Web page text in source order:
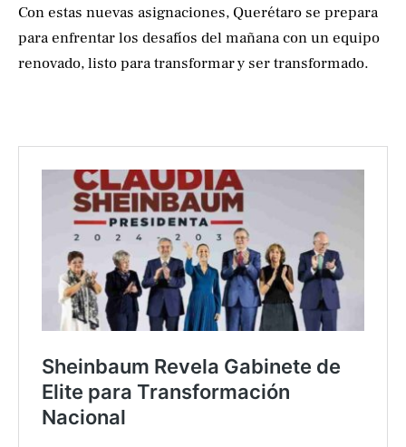
Con estas nuevas asignaciones, Querétaro se prepara
para enfrentar los desafíos del mañana con un equipo
renovado, listo para transformar y ser transformado.